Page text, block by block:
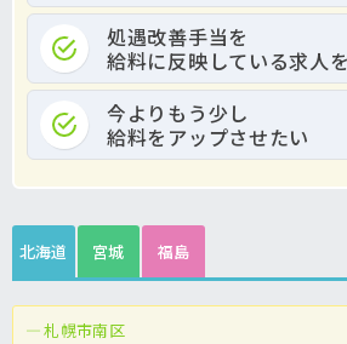
処遇改善手当を
給料に反映している求人
今よりもう少し
給料をアップさせたい
北海道
札幌市南区
宮城 福島